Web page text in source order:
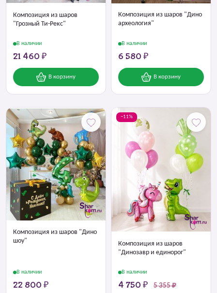
Композиция из шаров
"Грозный Ти-Рекс"
В наличии
21 460 ₽
В корзину
Композиция из шаров "Дино
археология"
В наличии
6 580 ₽
В корзину
Композиция из шаров "Дино
шоу"
В наличии
22 800 ₽
−11%
Композиция из шаров
"Динозавр и единорог"
В наличии
4 750 ₽ 5 355 ₽